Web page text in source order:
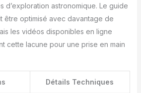
d’exploration astronomique. Le guide
être optimisé avec davantage de
les vidéos disponibles en ligne
cette lacune pour une prise en main
Détails Techniques